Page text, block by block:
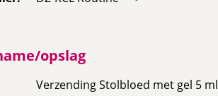
opslag
Verzending Stolbloed met gel 5 ml